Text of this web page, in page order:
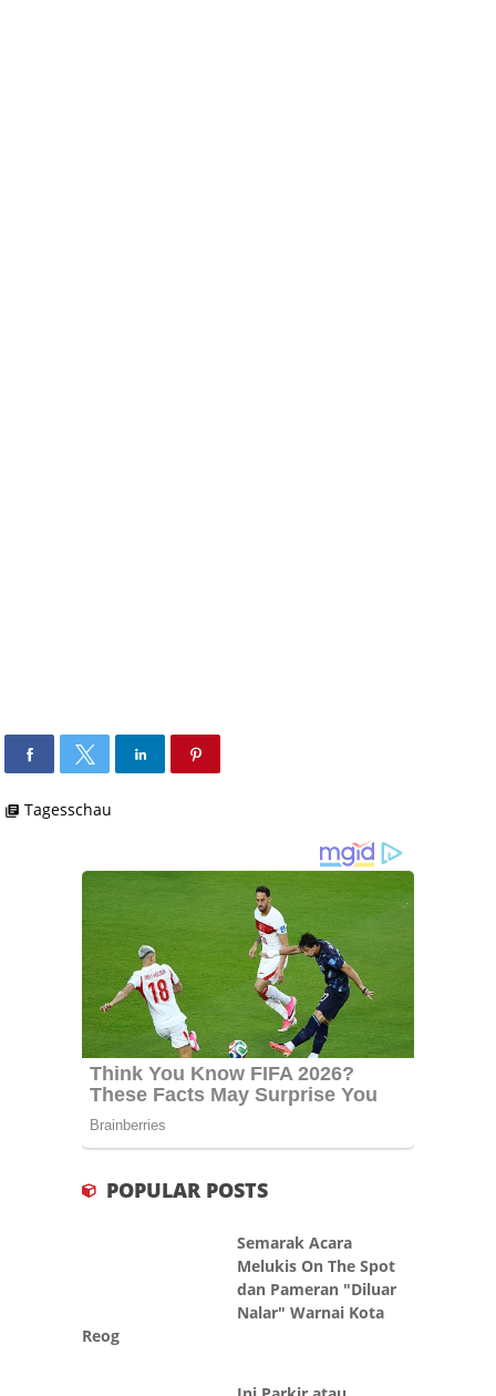
library_books Tagesschau
POPULAR POSTS
Semarak Acara
Melukis On The Spot
dan Pameran "Diluar
Nalar" Warnai Kota
Reog